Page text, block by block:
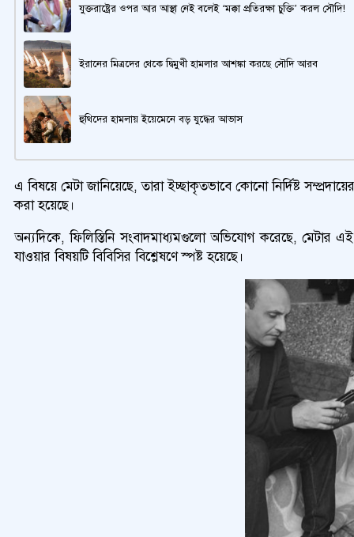
যুক্তরাষ্ট্রের ওপর আর আস্থা নেই বলেই ‘মক্কা প্রতিরক্ষা চুক্তি’ করল সৌদি!
ইরানের মিত্রদের থেকে দ্বিমুখী হামলার আশঙ্কা করছে সৌদি আরব
হুথিদের হামলায় ইয়েমেনে বড় যুদ্ধের আভাস
এ বিষয়ে মেটা জানিয়েছে, তারা ইচ্ছাকৃতভাবে কোনো নির্দিষ্ট
করা হয়েছে।
অন্যদিকে, ফিলিস্তিনি সংবাদমাধ্যমগুলো অভিযোগ করেছে, মেটার
যাওয়ার বিষয়টি বিবিসির বিশ্লেষণে স্পষ্ট হয়েছে।